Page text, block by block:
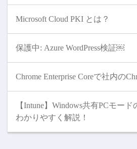
Microsoft Cloud PKI とは？
保護中: Azure WordPress検証￼
Chrome Enterprise Coreで社内の
【Intune】Windows共有PCモー
わかりやすく解説！